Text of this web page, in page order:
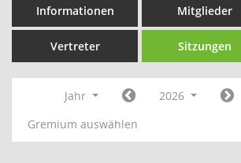
Informationen Mitglieder
Vertreter Sitzungen
Jahr
2026
Gremium auswählen